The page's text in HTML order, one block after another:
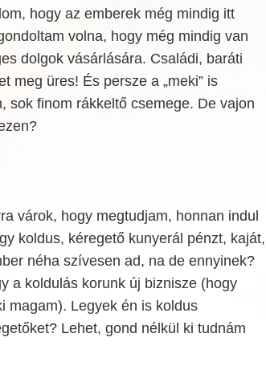
hogy az emberek még mindig itt
volna, hogy még mindig van
dolgok vásárlására. Családi, baráti
meg üres! És persze a „meki” is
sok finom rákkeltő csemege. De vajon
várok, hogy megtudjam, honnan indul
koldus, kéregető kunyerál pénzt, kaját,
néha szívesen ad, na de ennyinek?
a koldulás korunk új biznisze (hogy
magam). Legyek én is koldus
Lehet, gond nélkül ki tudnám